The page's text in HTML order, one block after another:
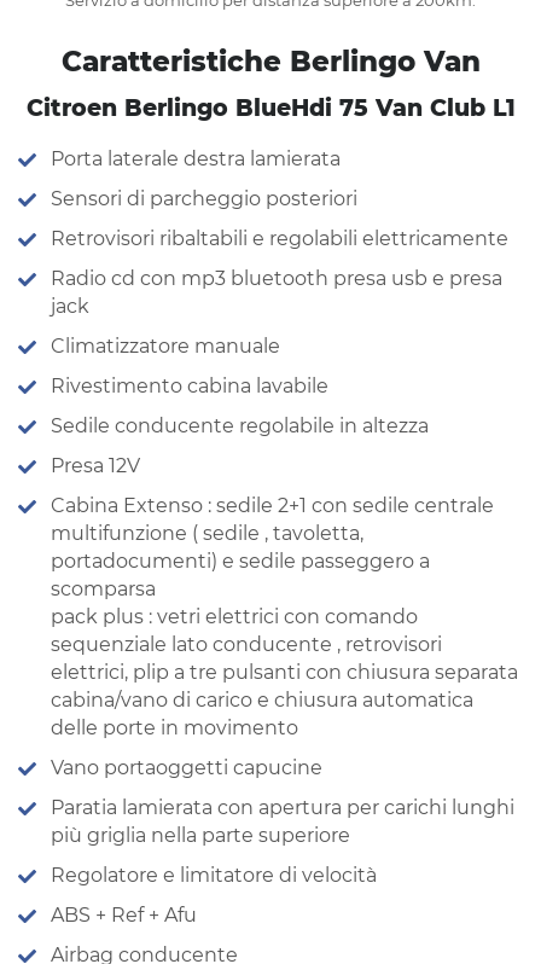
Caratteristiche Berlingo Van
Citroen Berlingo BlueHdi 75 Van Club L1
Porta laterale destra lamierata
Sensori di parcheggio posteriori
Retrovisori ribaltabili e regolabili elettricamente
Radio cd con mp3 bluetooth presa usb e presa
jack
Climatizzatore manuale
Rivestimento cabina lavabile
Sedile conducente regolabile in altezza
Presa 12V
Cabina Extenso : sedile 2+1 con sedile centrale
multifunzione ( sedile , tavoletta,
portadocumenti) e sedile passeggero a
scomparsa
pack plus : vetri elettrici con comando
sequenziale lato conducente , retrovisori
elettrici, plip a tre pulsanti con chiusura separata
cabina/vano di carico e chiusura automatica
delle porte in movimento
Vano portaoggetti capucine
Paratia lamierata con apertura per carichi lunghi
più griglia nella parte superiore
Regolatore e limitatore di velocità
ABS + Ref + Afu
Airbag conducente